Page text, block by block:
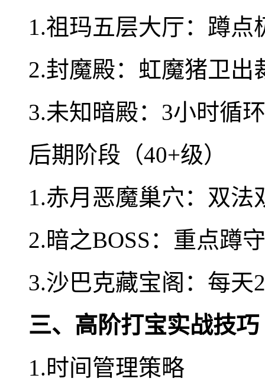
1.祖玛五层大厅：蹲点
2.封魔殿：虹魔猪卫出
3.未知暗殿：3小时循
后期阶段（40+级）
1.赤月恶魔巢穴：双法
2.暗之BOSS：重点蹲
3.沙巴克藏宝阁：每天
三、高阶打宝实战技巧
1.时间管理策略